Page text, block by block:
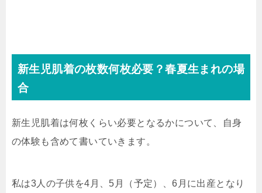
新生児肌着の枚数何枚必要？春夏生まれの場
合
新生児肌着は何枚くらい必要となるかについて、自身
の体験も含めて書いていきます。
私は3人の子供を4月、5月（予定）、6月に出産となり